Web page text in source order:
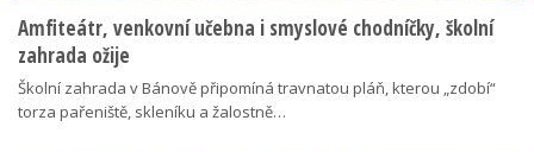
Amfiteátr, venkovní učebna i smyslové chodníčky, školní
zahrada ožije
Školní zahrada v Bánově připomíná travnatou pláň, kterou „zdobí“
torza pařeniště, skleníku a žalostně…